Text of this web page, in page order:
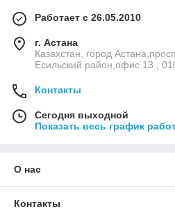
Работает с 26.05.2010
г. Астана
Казахстан, город
Есильский район,офис 13 ,
Контакты
Сегодня выходной
Показать весь график
О нас
Контакты